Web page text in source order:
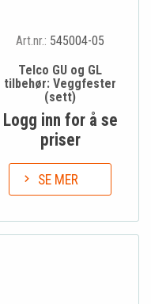
Art.nr.: 545004-05
Telco GU og GL
tilbehør: Veggfester
(sett)
Logg inn for å se
priser
SE MER